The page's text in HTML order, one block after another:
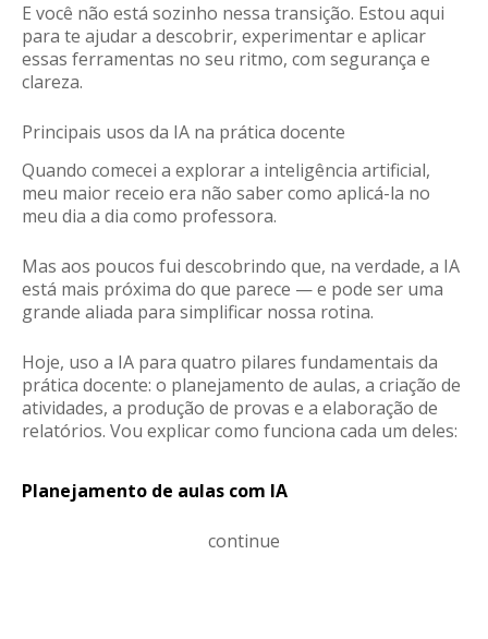
E você não está sozinho nessa transição. Estou aqui
para te ajudar a descobrir, experimentar e aplicar
essas ferramentas no seu ritmo, com segurança e
clareza.
Principais usos da IA na prática docente
Quando comecei a explorar a inteligência artificial,
meu maior receio era não saber como aplicá-la no
meu dia a dia como professora.
Mas aos poucos fui descobrindo que, na verdade, a IA
está mais próxima do que parece — e pode ser uma
grande aliada para simplificar nossa rotina.
Hoje, uso a IA para quatro pilares fundamentais da
prática docente: o planejamento de aulas, a criação de
atividades, a produção de provas e a elaboração de
relatórios. Vou explicar como funciona cada um deles:
Planejamento de aulas com IA
continue